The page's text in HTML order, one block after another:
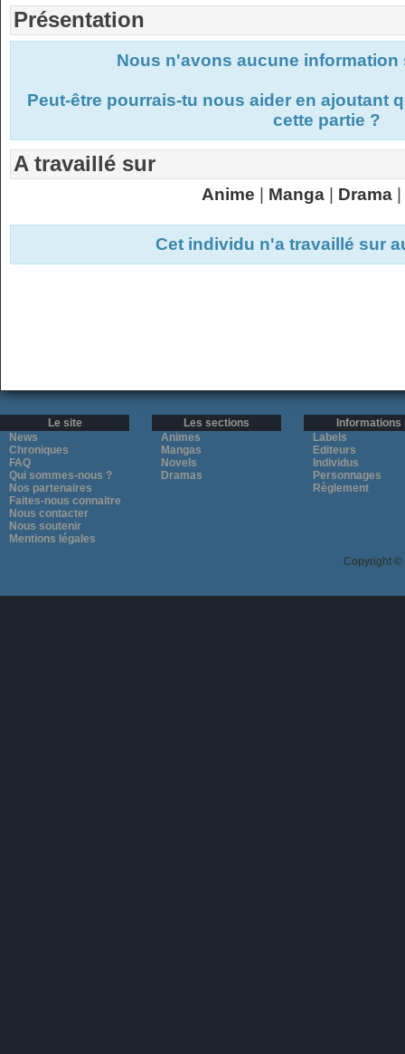
Présentation
Nous n'avons aucune
Peut-être pourrais-tu nous aider en ajoutant
cette partie ?
A travaillé sur
Anime Manga Drama
Cet individu n'a travaillé sur
Le site
News
Chroniques
FAQ
Qui sommes-nous ?
Nos partenaires
Faites-nous connaitre
Nous contacter
Nous soutenir
Mentions légales
Les sections
Animes
Mangas
Novels
Dramas
Informations
Labels
Editeurs
Individus
Personnages
Règlement
Copyright ©